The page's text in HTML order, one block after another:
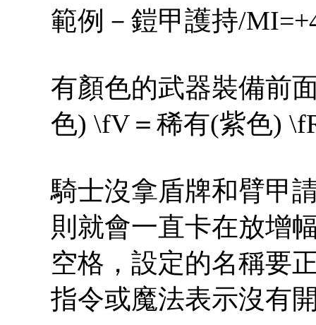
範例－鎧甲護持/
有顏色的武器裝備前
色) \fV＝稀有(紫色)
騎士沒拿盾牌和臂甲
則就會一直卡在放增
空格，設定的名稱要
指令或魔法表示沒有